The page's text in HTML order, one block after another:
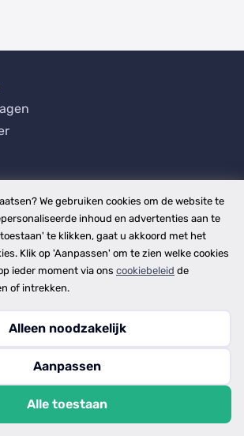
We gebruiken cookies om de website te
inhoud en advertenties aan te
te klikken, gaat u akkoord met het
Klik op 'Aanpassen' om te zien welke cookies
ieder moment via ons cookiebeleid de
of intrekken.
Alleen noodzakelijk
Aanpassen
Alle toestaan